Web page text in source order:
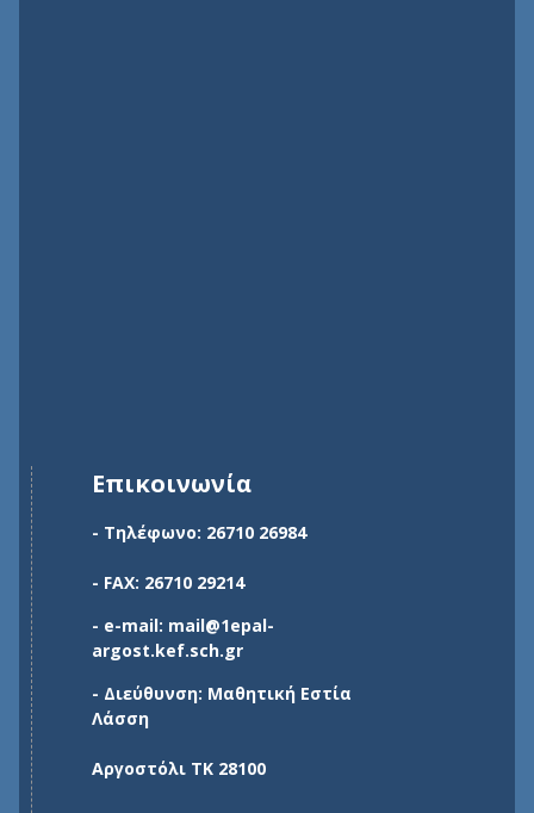
Επικοινωνία
- Τηλέφωνο: 26710 26984
- FAX: 26710 29214
- e-mail: mail@1epal-
argost.kef.sch.gr
- Διεύθυνση: Μαθητική Εστία
Λάσση
Αργοστόλι ΤΚ 28100